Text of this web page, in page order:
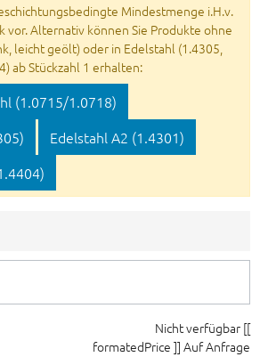
Mindestmenge i.H.v.
vor. Alternativ können Sie Produkte ohne
leicht geölt) oder in Edelstahl (1.4305,
ab Stückzahl 1 erhalten:
(1.0715/1.0718)
Edelstahl A2 (1.4301)
Nicht verfügbar [[
formatedPrice ]] Auf Anfrage